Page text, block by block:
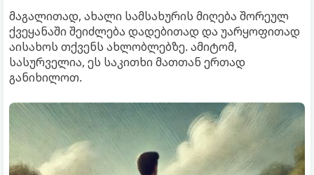
მაგალითად, ახალი სამსახურის მიღება შორეულ
ქვეყანაში შეიძლება დადებითად და უარყოფითად
აისახოს თქვენს ახლობლებზე. ამიტომ,
სასურველია, ეს საკითხი მათთან ერთად
განიხილოთ.